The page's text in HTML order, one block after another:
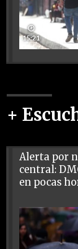
🕑
15:21
+
Alerta por
central:
en pocas